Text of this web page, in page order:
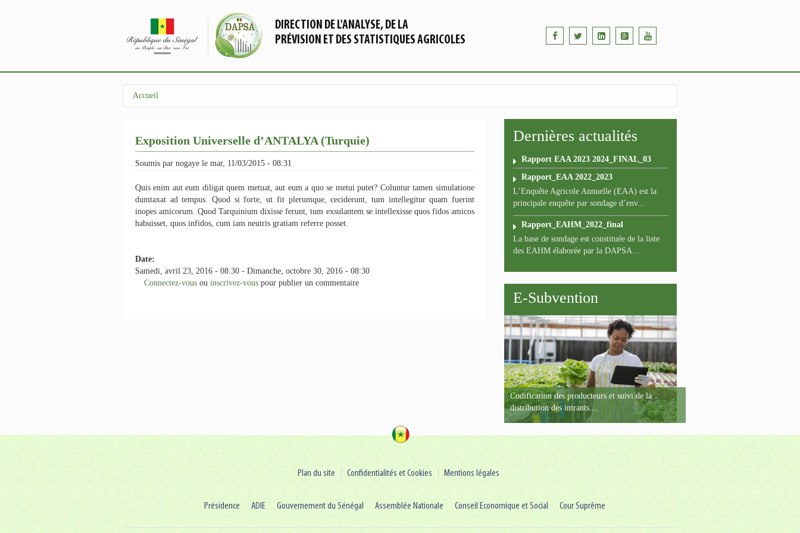
DIRECTION DE L'ANALYSE, DE LA
PRÉVISION ET DES STATISTIQUES AGRICOLES
Vous êtes ici
Accueil
Exposition Universelle d’ANTALYA (Turquie)
Soumis par nogaye le mar, 11/03/2015 - 08:31
Quis enim aut eum diligat quem metuat, aut eum a quo se metui putet? Coluntur tamen simulatione
dumtaxat ad tempus. Quod si forte, ut fit plerumque, ceciderunt, tum intellegitur quam fuerint
inopes amicorum. Quod Tarquinium dixisse ferunt, tum exsulantem se intellexisse quos fidos amicos
habuisset, quos infidos, cum iam neutris gratiam referre posset.
Date:
Samedi, avril 23, 2016 - 08:30 - Dimanche, octobre 30, 2016 - 08:30
Connectez-vous ou inscrivez-vous pour publier un commentaire
Dernières actualités
Rapport EAA 2023 2024_FINAL_03
Rapport_EAA 2022_2023
L’Enquête Agricole Annuelle (EAA) est la
principale enquête par sondage d’env...
Rapport_EAHM_2022_final
La base de sondage est constituée de la liste
des EAHM élaborée par la DAPSA...
E-Subvention
Codification des producteurs et suivi de la
distribution des intrants....
Plan du site Confidentialités et Cookies Mentions légales
Présidence ADIE Gouvernement du Sénégal Assemblée Nationale Conseil Economique et Social Cour Suprême